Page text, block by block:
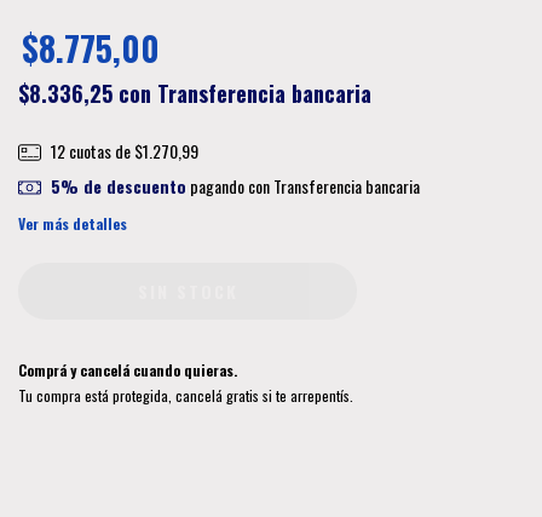
$8.775,00
$8.336,25 con Transferencia bancaria
12 cuotas de$1.270,99
5% de descuento pagando con Transferencia bancaria
Ver más detalles
Comprá y cancelá cuando quieras.
Tu compra está protegida, cancelá gratis si te arrepentís.